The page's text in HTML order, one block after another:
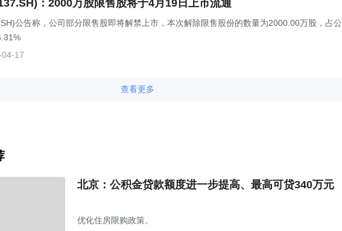
：2000万股限售股将于4月19日上市流通
公告称，公司部分限售股即将解禁上市，本次解除限售股份的数量为2000.00万股，占公
17
查看更多
北京：公积金贷款额度进一步提高、最高可贷340万元
优化住房限购政策。